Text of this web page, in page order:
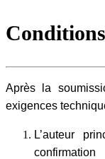
Après la
exigences
L’auteur